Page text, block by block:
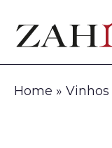
Home » Vinhos